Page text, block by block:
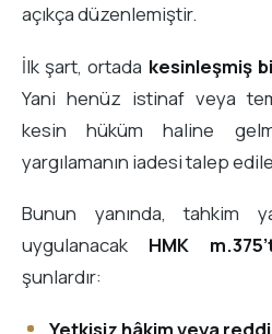
açıkça düzenlemiştir.
İlk şart, ortada kesinleşmiş
Yani henüz istinaf veya
kesin hüküm haline
yargılamanın iadesi talep
Bunun yanında, tahkim
uygulanacak HMK
şunlardır:
Yetkisiz hâkim veya